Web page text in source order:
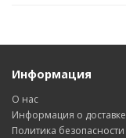
Информация
О нас
Информация о доставке
Политика безопасности